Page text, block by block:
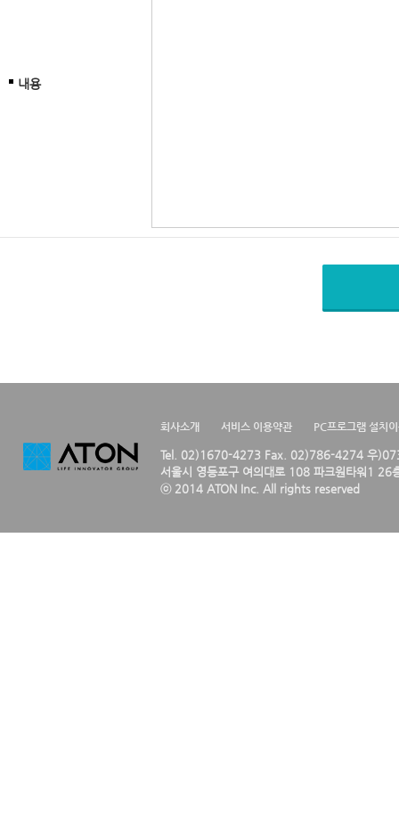
내용
회사소개 서비스 이용약관 PC프로그램 설치
Tel. 02)1670-4273 Fax. 02)786-4274 우
서울시 영등포구 여의대로 108 파크원타워1 26
ⓒ 2014 ATON Inc. All rights reserved